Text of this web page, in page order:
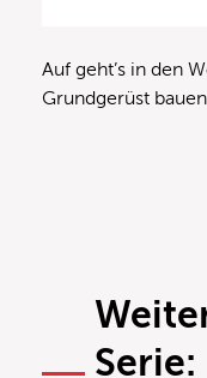
Auf geht’s in den
Grundgerüst
Serie: